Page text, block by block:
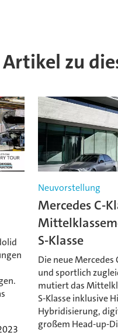
zu
Neuvorstellung
Mercedes C-
S-Klasse
Die neue Mercedes
und sportlich
mutiert das
S-Klasse inklusive
Hybridisierung,
großem Head-up-